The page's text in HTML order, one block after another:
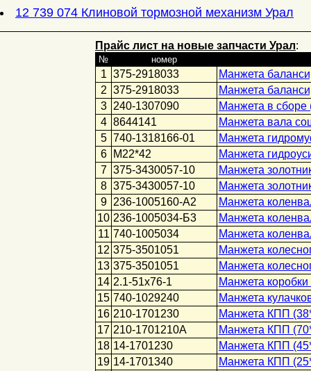
12 739 074 Клиновой тормозной механизм Урал
Прайс лист на новые запчасти Урал:
№ номер
1 375-2918033
Манжета
2 375-2918033
Манжета
3 240-1307090
Манжета в сборе
4 8644141
Манжета вала
5 740-1318166-01
Манжета
6
М22*42
Манжета
7 375-3430057-10
Манжета
8 375-3430057-10
Манжета
9 236-1005160-А2
Манжета
10 236-1005034-Б3
Манжета
11 740-1005034
Манжета
12 375-3501051
Манжета
13 375-3501051
Манжета
14 2.1-51х76-1
Манжета
15 740-1029240
Манжета
16 210-1701230
Манжета КПП
17 210-1701210А
Манжета КПП
18 14-1701230
Манжета КПП
19 14-1701340
Манжета КПП